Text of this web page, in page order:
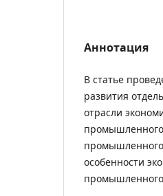
Аннотация
В статье
развития
отрасли
промышленного
особенности